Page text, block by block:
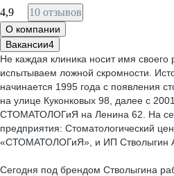
4,9 10 отзывов
О компании
Вакансии4
Не каждая клиника носит имя
испытываем ложной скромности.
начинается 1995 года с появления
на улице Куконковых 98, далее с
СТОМАТОЛОГиЯ на Ленина 62. На
предприятия: Стоматологический
«СТОМАТОЛОГиЯ», и ИП Стволыгин
Сегодня под брендом Стволыгина